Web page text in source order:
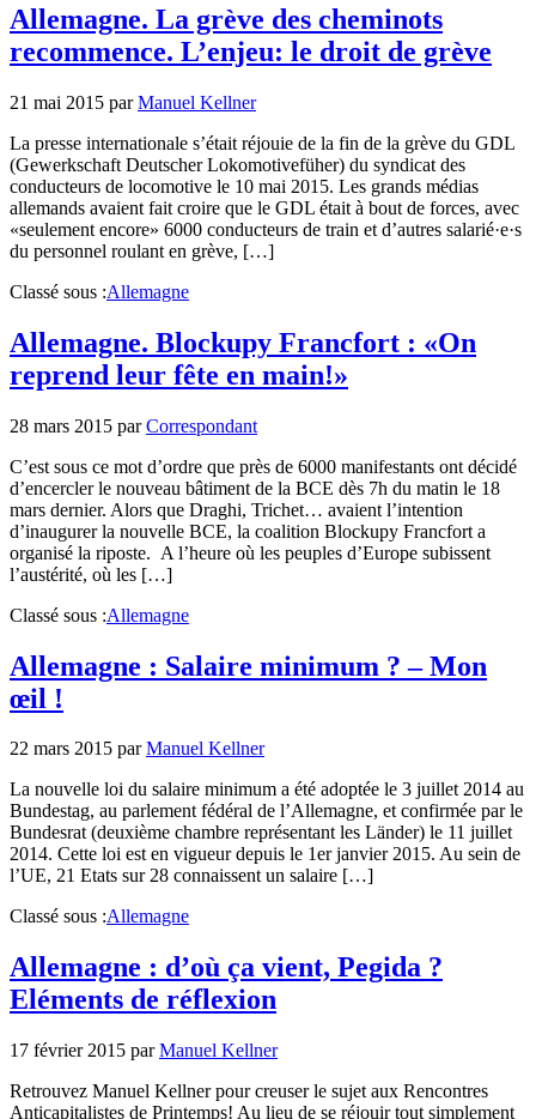
Allemagne. La grève des cheminots
recommence. L’enjeu: le droit de grève
21 mai 2015 parManuel Kellner
La presse internationale s’était réjouie de la fin de la grève du GDL
(Gewerkschaft Deutscher Lokomotivefüher) du syndicat des
conducteurs de locomotive le 10 mai 2015. Les grands médias
allemands avaient fait croire que le GDL était à bout de forces, avec
«seulement encore» 6000 conducteurs de train et d’autres salarié·e·s
du personnel roulant en grève, […]
Classé sous :Allemagne
Allemagne. Blockupy Francfort : «On
reprend leur fête en main!»
28 mars 2015 parCorrespondant
C’est sous ce mot d’ordre que près de 6000 manifestants ont décidé
d’encercler le nouveau bâtiment de la BCE dès 7h du matin le 18
mars dernier. Alors que Draghi, Trichet… avaient l’intention
d’inaugurer la nouvelle BCE, la coalition Blockupy Francfort a
organisé la riposte. A l’heure où les peuples d’Europe subissent
l’austérité, où les […]
Classé sous :Allemagne
Allemagne : Salaire minimum ? – Mon
œil !
22 mars 2015 parManuel Kellner
La nouvelle loi du salaire minimum a été adoptée le 3 juillet 2014 au
Bundestag, au parlement fédéral de l’Allemagne, et confirmée par le
Bundesrat (deuxième chambre représentant les Länder) le 11 juillet
2014. Cette loi est en vigueur depuis le 1er janvier 2015. Au sein de
l’UE, 21 Etats sur 28 connaissent un salaire […]
Classé sous :Allemagne
Allemagne : d’où ça vient, Pegida ?
Eléments de réflexion
17 février 2015 parManuel Kellner
Retrouvez Manuel Kellner pour creuser le sujet aux Rencontres
Anticapitalistes de Printemps! Au lieu de se réjouir tout simplement